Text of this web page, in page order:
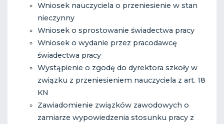
Wniosek nauczyciela o przeniesienie w stan
nieczynny
Wniosek o sprostowanie świadectwa pracy
Wniosek o wydanie przez pracodawcę
świadectwa pracy
Wystąpienie o zgodę do dyrektora szkoły w
związku z przeniesieniem nauczyciela z art. 18
KN
Zawiadomienie związków zawodowych o
zamiarze wypowiedzenia stosunku pracy z